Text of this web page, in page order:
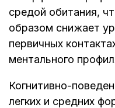
средой обитания,
образом снижает
первичных
ментального
Когнитивно-
легких и средних